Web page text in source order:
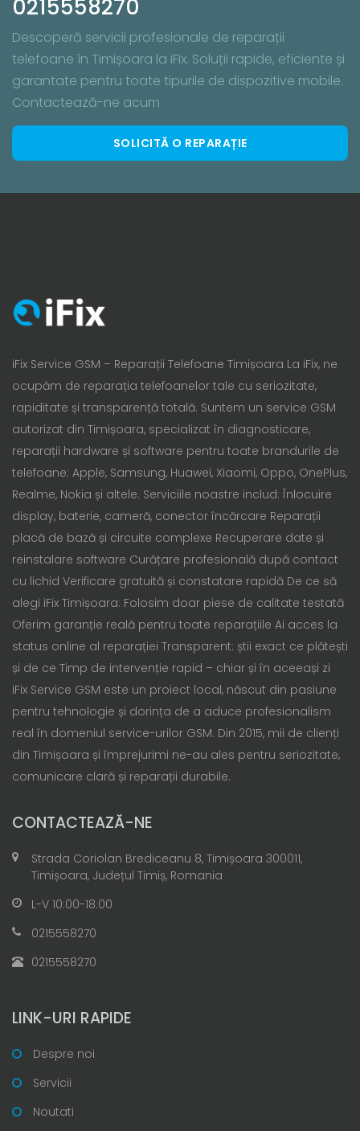
0215558270
Descoperă servicii profesionale de reparații
telefoane în Timișoara la iFix. Soluții rapide, eficiente și
garantate pentru toate tipurile de dispozitive mobile.
Contactează-ne acum
SOLICITĂ O REPARAȚIE
iFix Service GSM – Reparații Telefoane Timișoara La iFix, ne
ocupăm de reparația telefoanelor tale cu seriozitate,
rapiditate și transparență totală. Suntem un service GSM
autorizat din Timișoara, specializat în diagnosticare,
reparații hardware și software pentru toate brandurile de
telefoane: Apple, Samsung, Huawei, Xiaomi, Oppo, OnePlus,
Realme, Nokia și altele. Serviciile noastre includ: Înlocuire
display, baterie, cameră, conector încărcare Reparații
placă de bază și circuite complexe Recuperare date și
reinstalare software Curățare profesională după contact
cu lichid Verificare gratuită și constatare rapidă De ce să
alegi iFix Timișoara: Folosim doar piese de calitate testată
Oferim garanție reală pentru toate reparațiile Ai acces la
status online al reparației Transparent: știi exact ce plătești
și de ce Timp de intervenție rapid – chiar și în aceeași zi
iFix Service GSM este un proiect local, născut din pasiune
pentru tehnologie și dorința de a aduce profesionalism
real în domeniul service-urilor GSM. Din 2015, mii de clienți
din Timișoara și împrejurimi ne-au ales pentru seriozitate,
comunicare clară și reparații durabile.
CONTACTEAZĂ-NE
Strada Coriolan Brediceanu 8, Timișoara 300011,
Timișoara, Județul Timiș, Romania
L-V 10:00-18:00
0215558270
0215558270
LINK-URI RAPIDE
Despre noi
Servicii
Noutati